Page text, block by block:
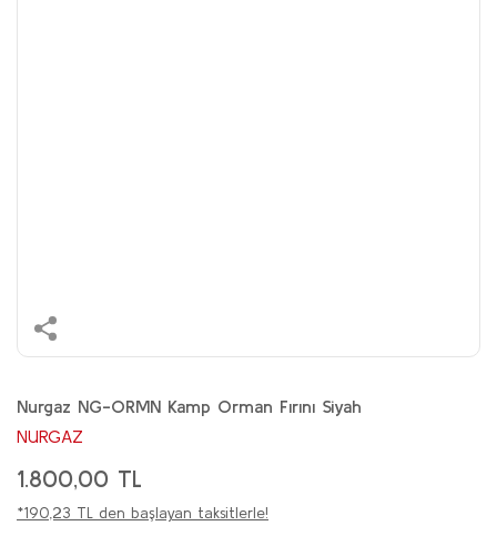
Nurgaz NG-ORMN Kamp Orman Fırını Siyah
NURGAZ
1.800,00 TL
*190,23 TL den başlayan taksitlerle!